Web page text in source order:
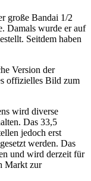
große Bandai 1/2
Damals wurde er auf
Seitdem haben
Version der
offizielles Bild zum
wird diverse
Das 33,5
jedoch erst
werden. Das
und wird derzeit für
Markt zur